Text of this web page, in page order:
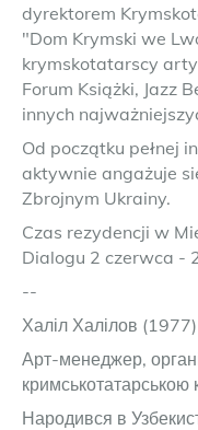
dyrektorem
"Dom Krymski we
krymskotatarscy
Forum Książki, Jazz
innych
Od początku pełnej
aktywnie angażuje
Zbrojnym Ukrainy.
Czas rezydencji w
Dialogu 2 czerwca -
--
Халіл Халілов (1977)
Арт-менеджер,
кримськотатарською
Народився в